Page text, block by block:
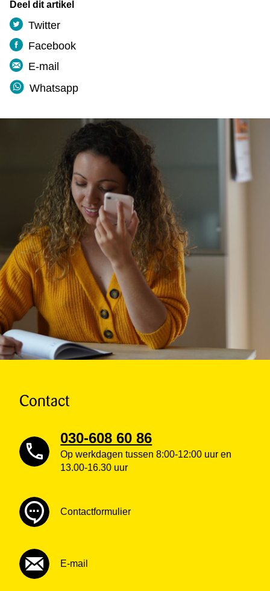
Deel dit artikel
Twitter
Facebook
E-mail
Whatsapp
Contact
030-608 60 86
Op werkdagen tussen 8:00-12:00 uur en
13.00-16.30 uur
Contactformulier
E-mail